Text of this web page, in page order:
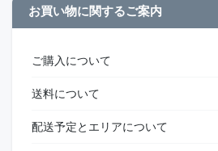
お買い物に関するご案内
ご購入について
送料について
配送予定とエリアについて